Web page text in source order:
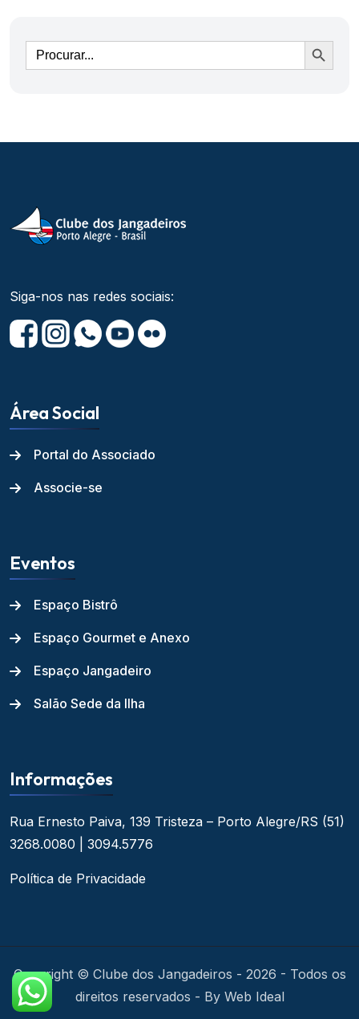
Ir
Siga-nos nas redes sociais:
Área Social
Portal do Associado
Associe-se
Eventos
Espaço Bistrô
Espaço Gourmet e Anexo
Espaço Jangadeiro
Salão Sede da Ilha
Informações
Rua Ernesto Paiva, 139 Tristeza – Porto Alegre/RS (51)
3268.0080 | 3094.5776
Política de Privacidade
Copyright © Clube dos Jangadeiros - 2026 - Todos os
direitos reservados - By Web Ideal